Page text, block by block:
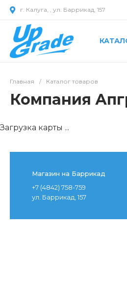
г. Калуга, , ул. Баррикад, 157
Главная / Каталог товаров
Компания
Магазин на Баррикад
+7 (4842) 758-759
ул. Баррикад, 157
Загрузка карты ...